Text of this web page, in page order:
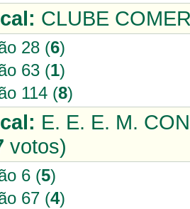
CLUBE
28 (6)
63 (1)
114 (8)
E. E. E. M.
votos)
6 (5)
67 (4)